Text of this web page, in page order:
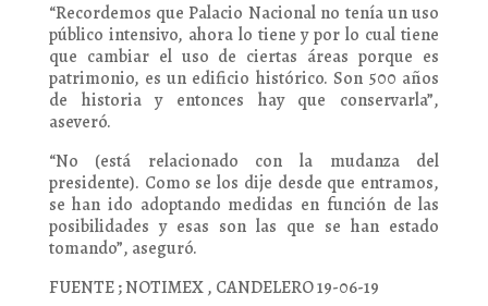
“Recordemos que Palacio Nacional no tenía un uso
público intensivo, ahora lo tiene y por lo cual tiene
que cambiar el uso de ciertas áreas porque es
patrimonio, es un edificio histórico. Son 500 años
de historia y entonces hay que conservarla”,
aseveró.
“No (está relacionado con la mudanza del
presidente). Como se los dije desde que entramos,
se han ido adoptando medidas en función de las
posibilidades y esas son las que se han estado
tomando”, aseguró.
FUENTE ; NOTIMEX , CANDELERO 19-06-19